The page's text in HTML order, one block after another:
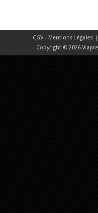
CGV - Mentions Légales
Copyright © 2026